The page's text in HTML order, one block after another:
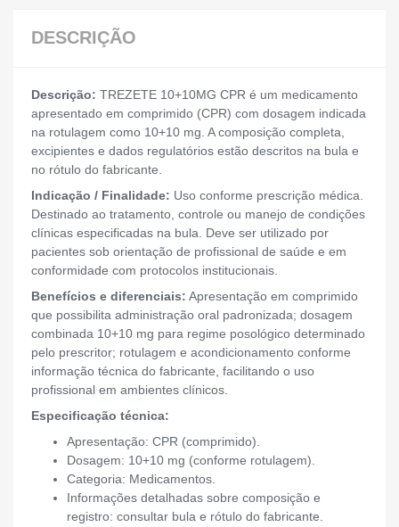
DESCRIÇÃO
Descrição: TREZETE 10+10MG CPR é um medicamento
apresentado em comprimido (CPR) com dosagem indicada
na rotulagem como 10+10 mg. A composição completa,
excipientes e dados regulatórios estão descritos na bula e
no rótulo do fabricante.
Indicação / Finalidade: Uso conforme prescrição médica.
Destinado ao tratamento, controle ou manejo de condições
clínicas especificadas na bula. Deve ser utilizado por
pacientes sob orientação de profissional de saúde e em
conformidade com protocolos institucionais.
Benefícios e diferenciais: Apresentação em comprimido
que possibilita administração oral padronizada; dosagem
combinada 10+10 mg para regime posológico determinado
pelo prescritor; rotulagem e acondicionamento conforme
informação técnica do fabricante, facilitando o uso
profissional em ambientes clínicos.
Especificação técnica:
Apresentação: CPR (comprimido).
Dosagem: 10+10 mg (conforme rotulagem).
Categoria: Medicamentos.
Informações detalhadas sobre composição e
registro: consultar bula e rótulo do fabricante.